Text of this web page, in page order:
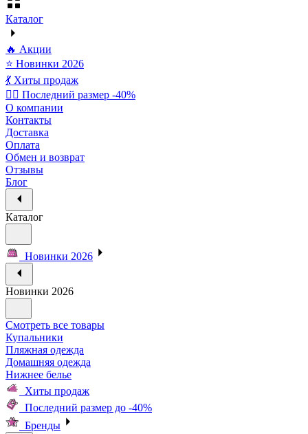
Каталог
🔥 Акции
⭐ Новинки 2026
💃 Хиты продаж
🏃‍♀️ Последний размер -40%
О компании
Контакты
Доставка
Оплата
Обмен и возврат
Отзывы
Блог
Каталог
Новинки 2026
Новинки 2026
Смотреть все товары
Купальники
Пляжная одежда
Домашняя одежда
Нижнее белье
Хиты продаж
Последний размер до -40%
Бренды